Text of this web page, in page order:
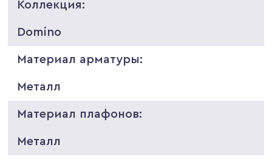
Коллекция:
Domino
Материал арматуры:
Металл
Материал плафонов:
Металл